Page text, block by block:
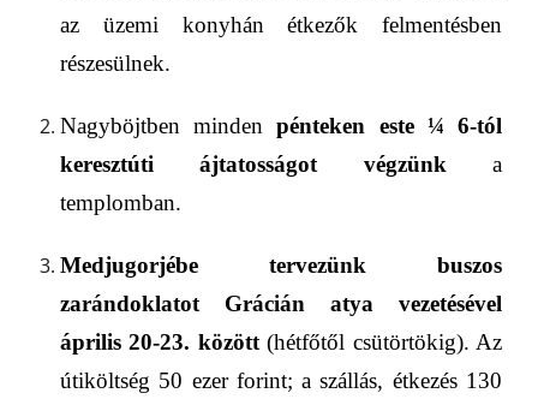
az üzemi konyhán étkezők felmentésben
részesülnek.
Nagyböjtben mindenpénteken este ¼ 6-tól
keresztúti ájtatosságot végzünk a
templomban.
Medjugorjébe tervezünk buszos
zarándoklatot Grácián atya vezetésével
április 20-23. között(hétfőtől csütörtökig). Az
útiköltség 50 ezer forint; a szállás, étkezés 1 30